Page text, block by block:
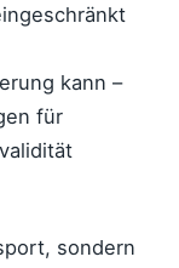
kann –
für
sondern